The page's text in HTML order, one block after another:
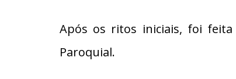
​Após os ritos iniciais, foi feita
Paroquial.